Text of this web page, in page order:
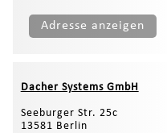
Adresse anzeigen
Dacher Systems GmbH
Seeburger Str. 25c
13581 Berlin